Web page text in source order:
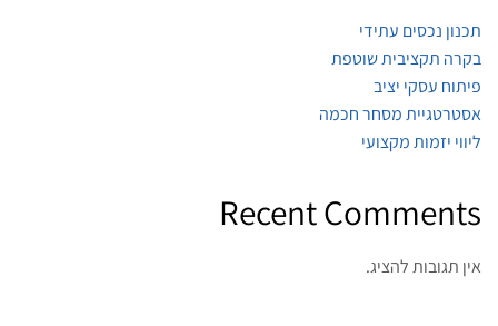
תכנון נכסים עתידי
בקרה תקציבית שוטפת
פיתוח עסקי יציב
אסטרטגיית מסחר חכמה
ליווי יזמות מקצועי
Recent Comments
אין תגובות להציג.